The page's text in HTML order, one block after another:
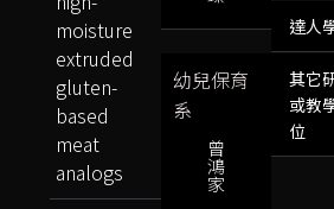
達人
其它
或教
位
幼兒保育
系
曾
鴻
家
moisture
extruded
gluten-
based
meat
analogs